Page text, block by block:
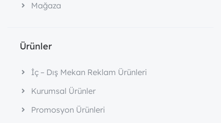
Mağaza
Ürünler
İç – Dış Mekan Reklam Ürünleri
Kurumsal Ürünler
Promosyon Ürünleri